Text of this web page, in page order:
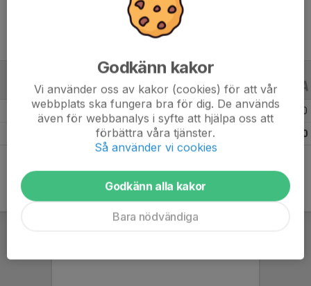
ALLA SERIER ALLA ÅR
Säsongen 25/26 2 0 0
0
Godkänn kakor
Vi använder oss av kakor (cookies) för att vår
webbplats ska fungera bra för dig. De används
även för webbanalys i syfte att hjälpa oss att
förbättra våra tjänster.
Så använder vi cookies
Godkänn alla kakor
Bara nödvändiga